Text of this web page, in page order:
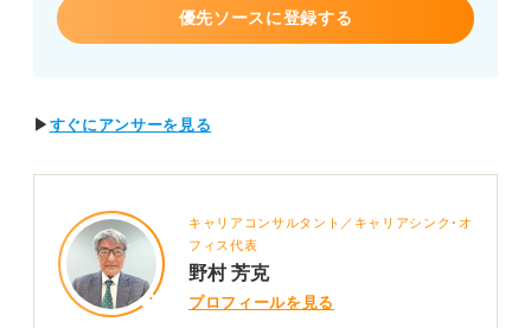
優先ソースに登録する
▶ すぐにアンサーを見る
キャリアコンサルタント／キャリアシンク･オ
フィス代表
野村 芳克
プロフィールを見る